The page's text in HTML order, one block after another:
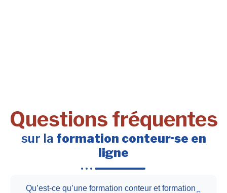
Questions fréquentes
sur la formation conteur·se en
ligne
Qu’est-ce qu’une formation conteur et formation